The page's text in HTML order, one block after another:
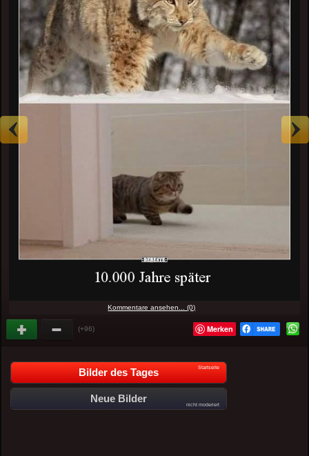
Kommentare ansehen... (0)
(+96) Merken
Bilder des Tages Startseite
Neue Bilder
nicht moderiert